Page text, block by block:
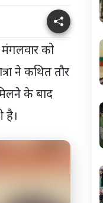
मंगलवार को
ने कथित तौर
के बाद
है।